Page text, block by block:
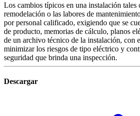
Los cambios típicos en una instalación
remodelación o las labores de
por personal calificado, exigiendo que se
de producto, memorias de cálculo, planos
de un archivo técnico de la instalación, con
minimizar los riesgos de tipo eléctrico y
seguridad que brinda una inspección.
Descargar